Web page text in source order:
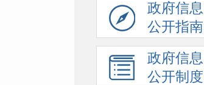
政府信息
公开指南
政府信息
公开制度